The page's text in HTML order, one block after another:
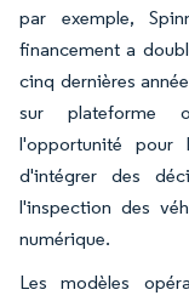
par exemple,
financement a
cinq dernières
sur plateforme
l'opportunité pour
d'intégrer des
l'inspection des
numérique.
Les modèles